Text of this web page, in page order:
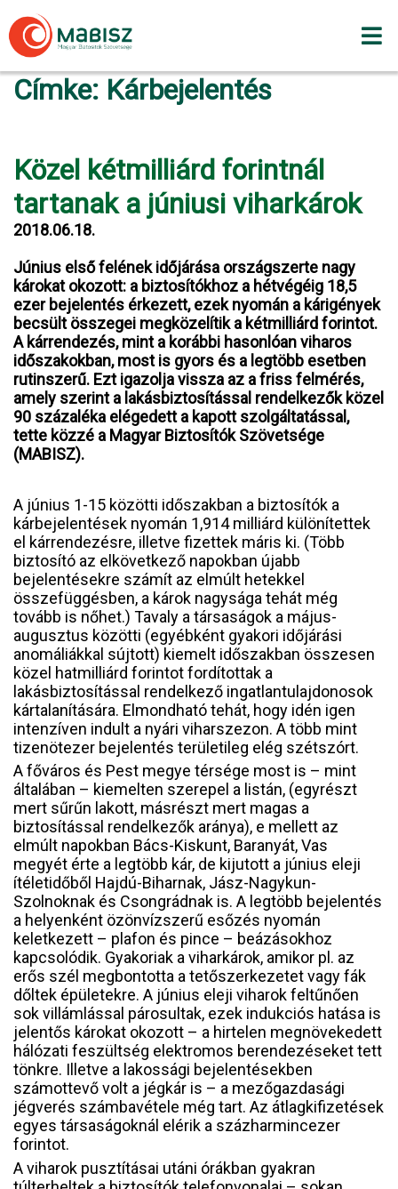
to
content
Címke: Kárbejelentés
Közel kétmilliárd forintnál
tartanak a júniusi viharkárok
2018.06.18.
Június első felének időjárása országszerte nagy
károkat okozott: a biztosítókhoz a hétvégéig 18,5
ezer bejelentés érkezett, ezek nyomán a kárigények
becsült összegei megközelítik a kétmilliárd forintot.
A kárrendezés, mint a korábbi hasonlóan viharos
időszakokban, most is gyors és a legtöbb esetben
rutinszerű. Ezt igazolja vissza az a friss felmérés,
amely szerint a lakásbiztosítással rendelkezők közel
90 százaléka elégedett a kapott szolgáltatással,
tette közzé a Magyar Biztosítók Szövetsége
(MABISZ).
A június 1-15 közötti időszakban a biztosítók a
kárbejelentések nyomán 1,914 milliárd különítettek
el kárrendezésre, illetve fizettek máris ki. (Több
biztosító az elkövetkező napokban újabb
bejelentésekre számít az elmúlt hetekkel
összefüggésben, a károk nagysága tehát még
tovább is nőhet.) Tavaly a társaságok a május-
augusztus közötti (egyébként gyakori időjárási
anomáliákkal sújtott) kiemelt időszakban összesen
közel hatmilliárd forintot fordítottak a
lakásbiztosítással rendelkező ingatlantulajdonosok
kártalanítására. Elmondható tehát, hogy idén igen
intenzíven indult a nyári viharszezon. A több mint
tizenötezer bejelentés területileg elég szétszórt.
A főváros és Pest megye térsége most is – mint
általában – kiemelten szerepel a listán, (egyrészt
mert sűrűn lakott, másrészt mert magas a
biztosítással rendelkezők aránya), e mellett az
elmúlt napokban Bács-Kiskunt, Baranyát, Vas
megyét érte a legtöbb kár, de kijutott a június eleji
ítéletidőből Hajdú-Biharnak, Jász-Nagykun-
Szolnoknak és Csongrádnak is. A legtöbb bejelentés
a helyenként özönvízszerű esőzés nyomán
keletkezett – plafon és pince – beázásokhoz
kapcsolódik. Gyakoriak a viharkárok, amikor pl. az
erős szél megbontotta a tetőszerkezetet vagy fák
dőltek épületekre. A június eleji viharok feltűnően
sok villámlással párosultak, ezek indukciós hatása is
jelentős károkat okozott – a hirtelen megnövekedett
hálózati feszültség elektromos berendezéseket tett
tönkre. Illetve a lakossági bejelentésekben
számottevő volt a jégkár is – a mezőgazdasági
jégverés számbavétele még tart. Az átlagkifizetések
egyes társaságoknál elérik a százharmincezer
forintot.
A viharok pusztításai utáni órákban gyakran